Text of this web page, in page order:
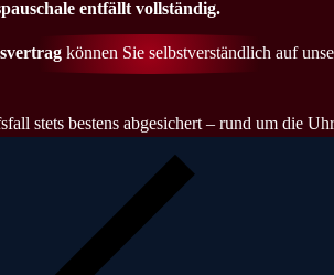
entfällt vollständig.
können Sie selbstverständlich auf
stets bestens abgesichert – rund um die